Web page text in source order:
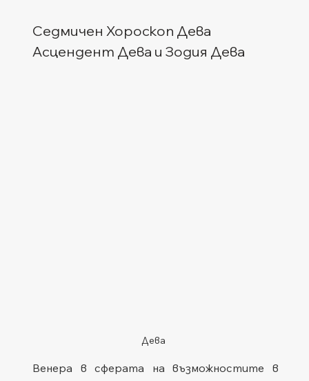
Седмичен Хороскоп Дева
Асцендент Дева и Зодия Дева
Дева
Венера в сферата на възможностите в